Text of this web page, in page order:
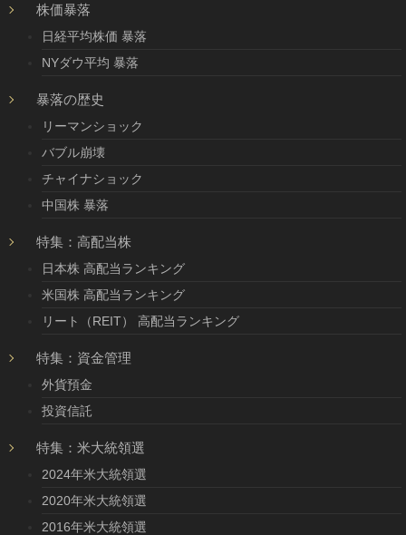
株価暴落
日経平均株価 暴落
NYダウ平均 暴落
暴落の歴史
リーマンショック
バブル崩壊
チャイナショック
中国株 暴落
特集：高配当株
日本株 高配当ランキング
米国株 高配当ランキング
リート（REIT） 高配当ランキング
特集：資金管理
外貨預金
投資信託
特集：米大統領選
2024年米大統領選
2020年米大統領選
2016年米大統領選